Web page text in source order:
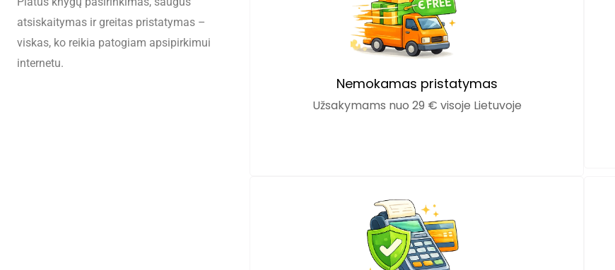
atsiskaitymas ir greitas pristatymas –
viskas, ko reikia patogiam apsipirkimui
internetu.
Nemokamas pristatymas
Užsakymams nuo 29 € visoje Lietuvoje